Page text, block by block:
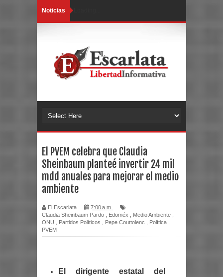
Noticias
El PVEM celebra que Claudia
Sheinbaum planteé invertir 24 mil
mdd anuales para mejorar el medio
ambiente
El Escarlata
7:00 a.m.
Claudia Sheinbaum Pardo
Edoméx Medio Ambiente
ONU
Partidos Políticos Pepe Couttolenc Política
PVEM
El dirigente estatal del